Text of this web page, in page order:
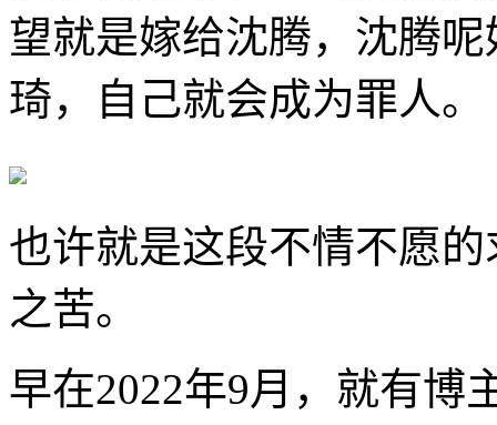
望就是嫁给沈腾，沈腾
琦，自己就会成为罪人。
也许就是这段不情不愿
之苦。
早在2022年9月，就有博